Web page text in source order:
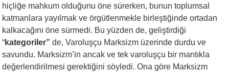
hiçliğe mahkum olduğunu öne sürerken, bunun toplumsal
katmanlara yayılmak ve örgütlenmekle birleştiğinde ortadan
kalkacağını öne sürmedi. Bu yüzden de, geliştirdiği
“kategoriler” de, Varoluşçu Marksizm üzerinde durdu ve
savundu. Marksizm’in ancak ve tek varoluşçu bir mantıkla
değerlendirilmesi gerektiğini söyledi. Ona göre Marksizm